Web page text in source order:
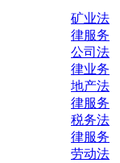
矿业法
律服务
公司法
律业务
地产法
律服务
税务法
律服务
劳动法